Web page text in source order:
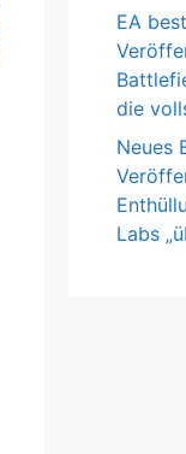
EA
die
Neues
Labs